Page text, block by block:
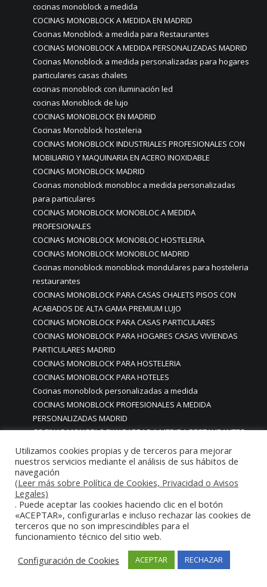
cocinas monoblock a medida
COCINAS MONOBLOCK A MEDIDA EN MADRID
Cocinas Monoblock a medida para Restaurantes
COCINAS MONOBLOCK A MEDIDA PERSONALIZADAS MADRID
Cocinas Monoblock a medida personalizadas para hogares
particulares casas chalets
cocinas monoblock con iluminación led
cocinas Monoblock de lujo
COCINAS MONOBLOCK EN MADRID
Cocinas Monoblock hosteleria
COCINAS MONOBLOCK INDUSTRIALES PROFESIONALES CON
MOBILIARIO Y MAQUINARIA EN ACERO INOXIDABLE
COCINAS MONOBLOCK MADRID
Cocinas monoblock monobloc a medida personalizadas
para particulares
COCINAS MONOBLOCK MONOBLOC A MEDIDA
PROFESIONALES
COCINAS MONOBLOCK MONOBLOC HOSTELERIA
COCINAS MONOBLOCK MONOBLOC MADRID
Cocinas monoblock monoblock mondulares para hosteleria
restaurantes
COCINAS MONOBLOCK PARA CASAS CHALETS PISOS CON
ACABADOS DE ALTA GAMA PREMIUM LUJO
COCINAS MONOBLOCK PARA CASAS PARTICULARES
COCINAS MONOBLOCK PARA HOGARES CASAS VIVIENDAS
PARTICULARES MADRID
COCINAS MONOBLOCK PARA HOSTELERIA
COCINAS MONOBLOCK PARA HOTELES
Cocinas monoblock personalizadas a medida
COCINAS MONOBLOCK PROFESIONALES A MEDIDA
PERSONALIZADAS MADRID
COCINAS MONOBLOCK Y BARRAS A MEDIDA RESTAURANTES
Cocinas para chef amateur
COCINAS PARA COMEDORES EMPRESAS
cocinas para comedores escolares
COCINAS PARA FOODTRUCKS FOOD TRUCK
COCINAS PARA HOSTELERÍA O PARA HOGARES
PARTICULARES
COCINAS PARA HOTELES BUFFETS
COCINAS PARA PARTICULARES Y HOSTELERIA
COCINAS PARA RESTAURANTES
Utilizamos cookies propias y de terceros para mejorar
nuestros servicios mediante el análisis de sus hábitos de
navegación
(Leer más sobre Política de Cookies, Privacidad o Avisos
Legales)
. Puede aceptar las cookies haciendo clic en el botón
«ACEPTAR», configurarlas e incluso rechazar las cookies de
terceros que no son imprescindibles para el
funcionamiento técnico del sitio web.
Configuración de Cookies
ACEPTAR RECHAZAR